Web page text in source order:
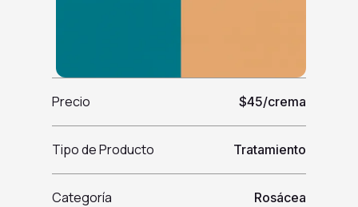
Precio $45/crema
Tipo de Producto Tratamiento
Categoría Rosácea